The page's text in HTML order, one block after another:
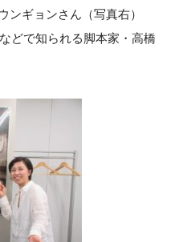
ンギョンさん（写真右）
どで知られる脚本家・高橋